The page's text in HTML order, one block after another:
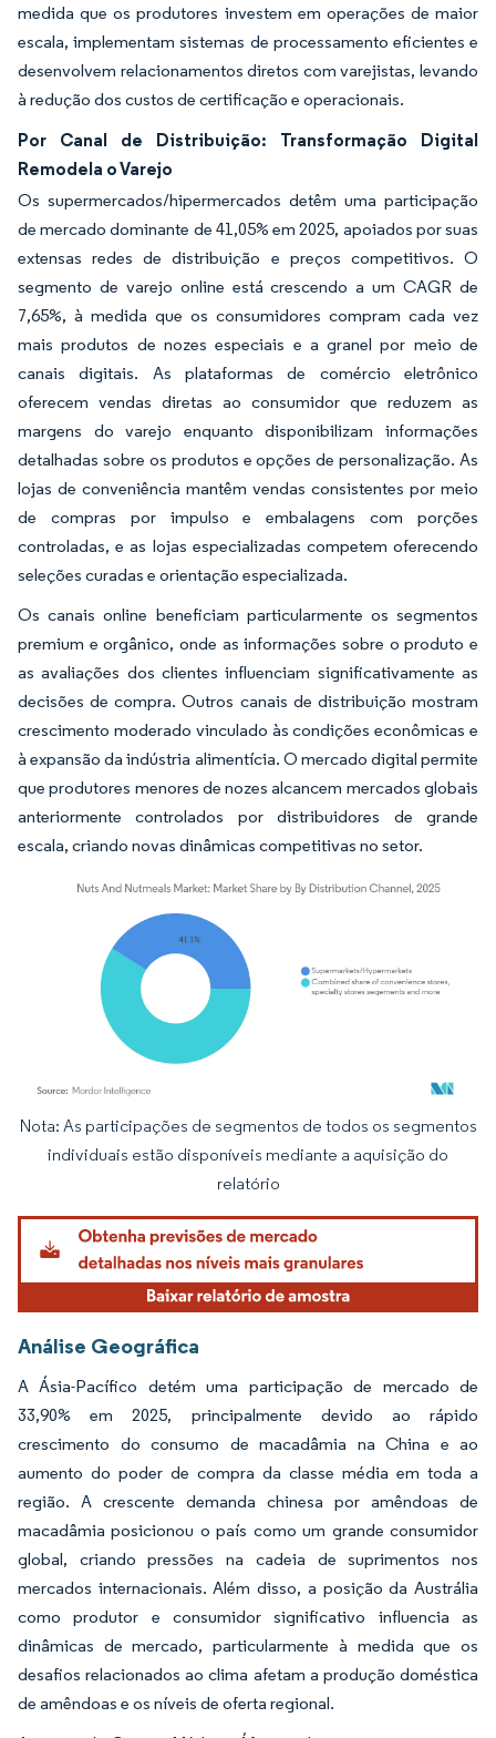
medida que os produtores investem em operações de maior
escala, implementam sistemas de processamento eficientes e
desenvolvem relacionamentos diretos com varejistas, levando
à redução dos custos de certificação e operacionais.
Por Canal de Distribuição: Transformação Digital
Remodela o Varejo
Os supermercados/hipermercados detêm uma participação
de mercado dominante de 41,05% em 2025, apoiados por suas
extensas redes de distribuição e preços competitivos. O
segmento de varejo online está crescendo a um CAGR de
7,65%, à medida que os consumidores compram cada vez
mais produtos de nozes especiais e a granel por meio de
canais digitais. As plataformas de comércio eletrônico
oferecem vendas diretas ao consumidor que reduzem as
margens do varejo enquanto disponibilizam informações
detalhadas sobre os produtos e opções de personalização. As
lojas de conveniência mantêm vendas consistentes por meio
de compras por impulso e embalagens com porções
controladas, e as lojas especializadas competem oferecendo
seleções curadas e orientação especializada.
Os canais online beneficiam particularmente os segmentos
premium e orgânico, onde as informações sobre o produto e
as avaliações dos clientes influenciam significativamente as
decisões de compra. Outros canais de distribuição mostram
crescimento moderado vinculado às condições econômicas e
à expansão da indústria alimentícia. O mercado digital permite
que produtores menores de nozes alcancem mercados globais
anteriormente controlados por distribuidores de grande
escala, criando novas dinâmicas competitivas no setor.
Imagem © Mordor Intelligence. O reuso requer atribuição conforme CC BY 4.0.
Nota: As participações de segmentos de todos os segmentos
individuais estão disponíveis mediante a aquisição do
relatório
Análise Geográfica
A Ásia-Pacífico detém uma participação de mercado de
33,90% em 2025, principalmente devido ao rápido
crescimento do consumo de macadâmia na China e ao
aumento do poder de compra da classe média em toda a
região. A crescente demanda chinesa por amêndoas de
macadâmia posicionou o país como um grande consumidor
global, criando pressões na cadeia de suprimentos nos
mercados internacionais. Além disso, a posição da Austrália
como produtor e consumidor significativo influencia as
dinâmicas de mercado, particularmente à medida que os
desafios relacionados ao clima afetam a produção doméstica
de amêndoas e os níveis de oferta regional.